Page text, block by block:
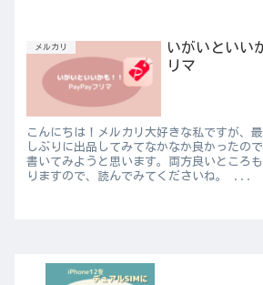
メルカリ
いがいといい
リマ
こんにちは！メルカリ大好きな私ですが、
しぶりに出品してみてなかなか良かったの
書いてみようと思います。両方良いところ
りますので、読んでみてくださいね。 ...